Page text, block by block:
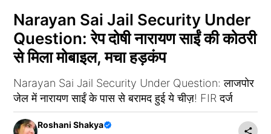
Narayan Sai Jail Security Under
Question: रेप दोषी नारायण साईं की कोठरी
से मिला मोबाइल, मचा हड़कंप
Narayan Sai Jail Security Under Question: लाजपोर
जेल में नारायण साईं के पास से बरामद हुई ये चीज़! FIR दर्ज
Roshani Shakya